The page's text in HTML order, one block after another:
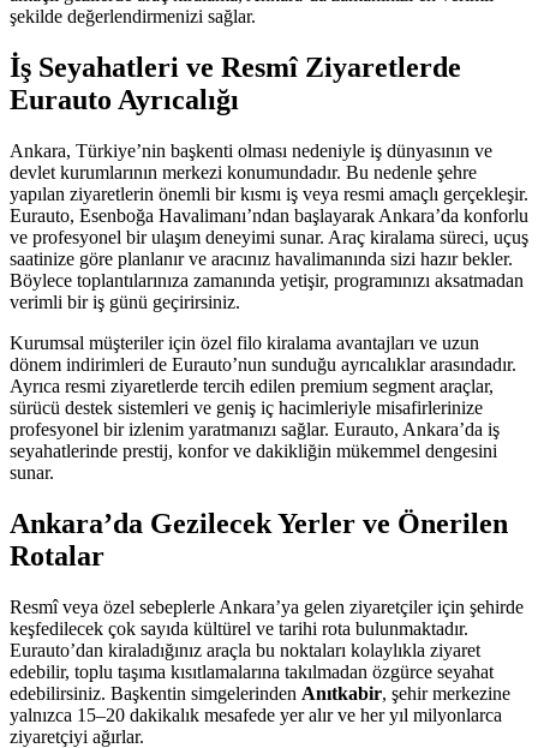
şekilde değerlendirmenizi sağlar.
İş Seyahatleri ve Resmî Ziyaretlerde
Eurauto Ayrıcalığı
Ankara, Türkiye’nin başkenti olması nedeniyle iş dünyasının ve
devlet kurumlarının merkezi konumundadır. Bu nedenle şehre
yapılan ziyaretlerin önemli bir kısmı iş veya resmi amaçlı gerçekleşir.
Eurauto, Esenboğa Havalimanı’ndan başlayarak Ankara’da konforlu
ve profesyonel bir ulaşım deneyimi sunar. Araç kiralama süreci, uçuş
saatinize göre planlanır ve aracınız havalimanında sizi hazır bekler.
Böylece toplantılarınıza zamanında yetişir, programınızı aksatmadan
verimli bir iş günü geçirirsiniz.
Kurumsal müşteriler için özel filo kiralama avantajları ve uzun
dönem indirimleri de Eurauto’nun sunduğu ayrıcalıklar arasındadır.
Ayrıca resmi ziyaretlerde tercih edilen premium segment araçlar,
sürücü destek sistemleri ve geniş iç hacimleriyle misafirlerinize
profesyonel bir izlenim yaratmanızı sağlar. Eurauto, Ankara’da iş
seyahatlerinde prestij, konfor ve dakikliğin mükemmel dengesini
sunar.
Ankara’da Gezilecek Yerler ve Önerilen
Rotalar
Resmî veya özel sebeplerle Ankara’ya gelen ziyaretçiler için şehirde
keşfedilecek çok sayıda kültürel ve tarihi rota bulunmaktadır.
Eurauto’dan kiraladığınız araçla bu noktaları kolaylıkla ziyaret
edebilir, toplu taşıma kısıtlamalarına takılmadan özgürce seyahat
edebilirsiniz. Başkentin simgelerinden Anıtkabir, şehir merkezine
yalnızca 15–20 dakikalık mesafede yer alır ve her yıl milyonlarca
ziyaretçiyi ağırlar.